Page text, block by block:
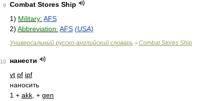
9
Combat Stores Ship
1) Military: AFS
2) Abbreviation: AFS (USA)
Универсальный русско-английский словарь > Combat Stores Ship
10
нанести
vt pf ipf
наносить
1 + akk , + gen